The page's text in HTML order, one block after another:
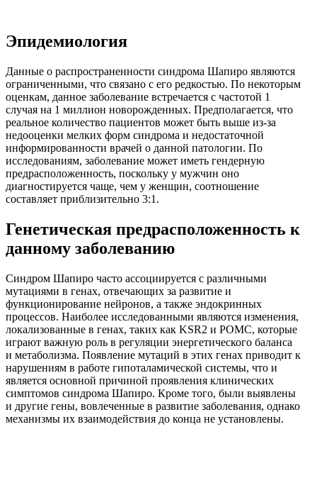
Эпидемиология
Данные о распространенности синдрома Шапиро являются
ограниченными, что связано с его редкостью. По некоторым
оценкам, данное заболевание встречается с частотой 1
случая на 1 миллион новорожденных. Предполагается, что
реальное количество пациентов может быть выше из-за
недооценки мелких форм синдрома и недостаточной
информированности врачей о данной патологии. По
исследованиям, заболевание может иметь гендерную
предрасположенность, поскольку у мужчин оно
диагностируется чаще, чем у женщин, соотношение
составляет приблизительно 3:1.
Генетическая предрасположенность к
данному заболеванию
Синдром Шапиро часто ассоциируется с различными
мутациями в генах, отвечающих за развитие и
функционирование нейронов, а также эндокринных
процессов. Наиболее исследованными являются изменения,
локализованные в генах, таких как KSR2 и POMC, которые
играют важную роль в регуляции энергетического баланса
и метаболизма. Появление мутаций в этих генах приводит к
нарушениям в работе гипоталамической системы, что и
является основной причиной проявления клинических
симптомов синдрома Шапиро. Кроме того, были выявлены
и другие гены, вовлеченные в развитие заболевания, однако
механизмы их взаимодействия до конца не установлены.